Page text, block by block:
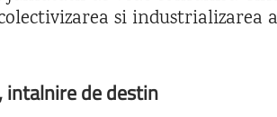
si industrializarea
intalnire de destin